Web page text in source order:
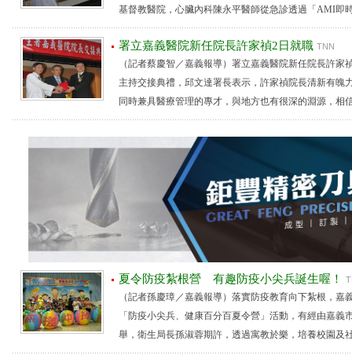
基督教醫院，心臟內科陳永平醫師從急診透過「AMI即
署立嘉義醫院新任院長許家禎2日就職 TNN
（記者蔡慶智／嘉義報導）署立嘉義醫院新任院長許家
主持交接典禮，邱文達署長表示，許家禎院長清新有魄
同時兼具醫療管理的專才，與地方也有很深的淵源，相
夏令防疫紮根營 有趣防疫小尖兵誕生喔！
（記者孫慶璋／嘉義報導）落實防疫教育向下紮根，嘉
「防疫小尖兵、健康百分百夏令營」活動，有經由嘉義
舉，衛生局長孫淑蓉期許，透過寓教於樂，培養校園及